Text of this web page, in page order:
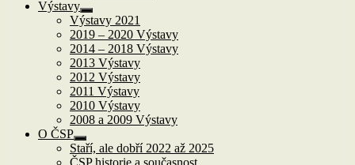
Výstavy
Zobrazit
podřazené
položky
Výstavy 2021
2019 – 2020 Výstavy
2014 – 2018 Výstavy
2013 Výstavy
2012 Výstavy
2011 Výstavy
2010 Výstavy
2008 a 2009 Výstavy
O ČSP
Zobrazit
podřazené
Staří, ale dobří 2022 až 2025